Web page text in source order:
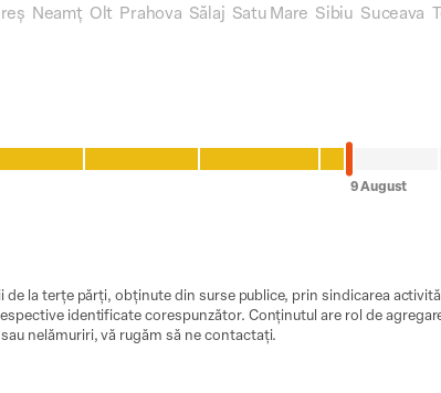
Neamț Olt Prahova Sălaj Satu Mare Sibiu Suceava
la terțe părți, obținute din surse publice, prin sindicarea
identificate corespunzător. Conținutul are rol de
nelămuriri, vă rugăm să ne contactați.